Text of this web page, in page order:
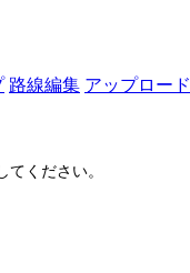
路線編集 アップロード
てください。